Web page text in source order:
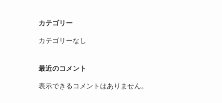
カテゴリー
カテゴリーなし
最近のコメント
表示できるコメントはありません。